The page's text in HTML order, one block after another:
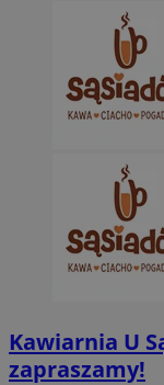
Kawiarnia U
zapraszamy!